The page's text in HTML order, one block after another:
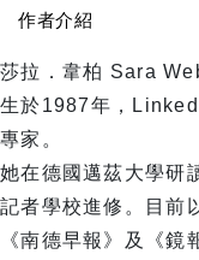
作者介紹
莎拉．韋柏 Sara
生於1987年，
專家。
她在德國邁茲大學研
記者學校進修。目前
《南德早報》及《